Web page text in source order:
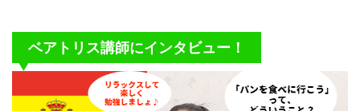
ベアトリス講師にインタビュー！
画